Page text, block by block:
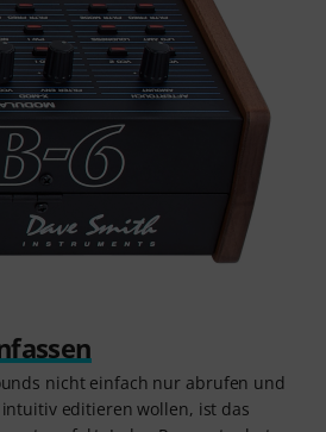
nicht einfach nur abrufen und
editieren wollen, ist das